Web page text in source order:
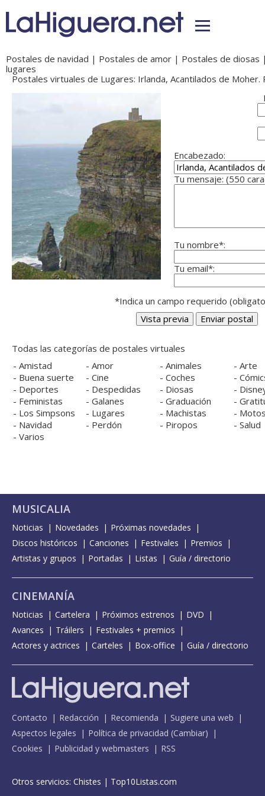
Postales de navidad | Postales de amor | Postales de diosas
lugares
Postales virtuales de Lugares: Irlanda, Acantilados de
Encabezado:
Tu mensaje: (550
Tu nombre*:
Tu email*:
*Indica un campo requerido
Todas las categorías de postales virtuales
- Amistad - Amor - Animales - Arte
- Buena suerte - Cine - Coches -
- Deportes - Despedidas - Diosas -
- Feministas - Galanes - Graduación -
- Los Simpsons - Lugares - Machistas -
- Navidad - Perdón - Piropos - Salud
- Varios
MUSICALIA
Noticias Novedades
Próximas novedades
Discos históricos
Canciones Festivales
Premios
Artistas y grupos
Portadas Listas Guía / directorio
CINEMANÍA
Noticias Cartelera Próximos estrenos
DVD
Avances
Tráilers
Festivales + premios
Actores y actrices
Carteles Box-office Guía / directorio
Contacto Redacción Recomienda
Sugiere una web
Aspectos legales
Política de privacidad (Cambiar)
Cookies
Publicidad y webmasters RSS
Otros servicios: Chistes | Top10Listas.com